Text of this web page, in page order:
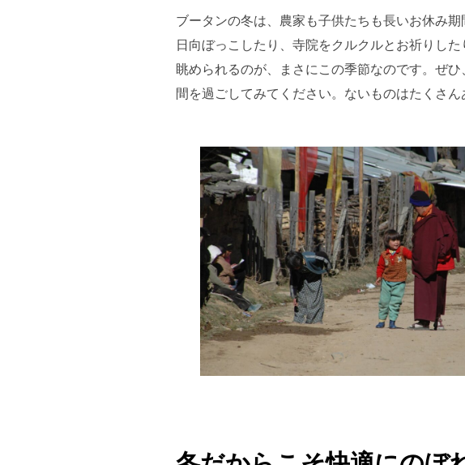
ブータンの冬は、農家も子供たちも長いお休み
日向ぼっこしたり、寺院をクルクルとお祈りし
眺められるのが、まさにこの季節なのです。ぜ
間を過ごしてみてください。ないものはたくさ